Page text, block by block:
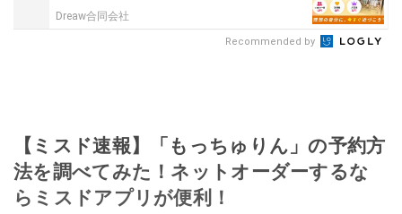
Dreaw合同会社
Recommended by
【ミスド速報】「もっちゅりん」の予約方
法を調べてみた！ネットオーダーするな
らミスドアプリが便利！